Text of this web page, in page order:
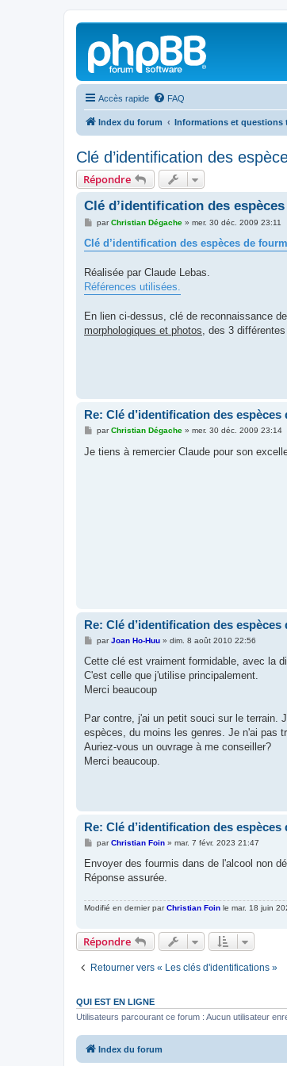
Accès rapide FAQ
Index du forum Informations et questions
Clé d’identification des
Répondre
Clé d’identification des
M
s
s
g
e
parChristian Dégache» mer. 30 déc. 2009 23:11
Clé d’identification des espèces de
Réalisée par Claude Lebas.
Références utilisées.
En lien ci-dessus, clé de reconnaissance
morphologiques et photos, des 3
Re: Clé d’identification des
M
s
s
parChristian Dégache» mer. 30 déc. 2009 23:14
Je tiens à remercier Claude pour son
Re: Clé d’identification des
M
s
a
g
parJoan Ho-Huu» dim. 8 août 2010 22:56
Cette clé est vraiment formidable, avec la
C'est celle que j'utilise principalement.
Merci beaucoup
Par contre, j'ai un petit souci sur le terrain.
espèces, du moins les genres. Je n'ai pas
Auriez-vous un ouvrage à me conseiller?
Merci beaucoup.
Re: Clé d’identification des
M
s
a
e
parChristian Foin» mar. 7 févr. 2023 21:47
Envoyer des fourmis dans de l'alcool non
Réponse assurée.
Modifié en dernier parChristian Foin le mar. 18 juin
Répondre
Retourner vers « Les clés d'identifications »
QUI EST EN LIGNE
Utilisateurs parcourant ce forum : Aucun utilisateur
Index du forum